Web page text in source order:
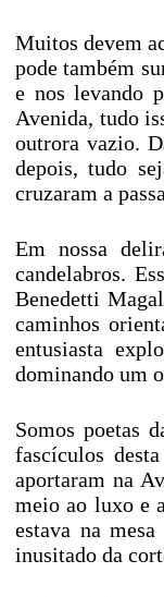
Muitos devem
pode também
e nos levando
Avenida, tudo
outrora vazio.
depois, tudo
cruzaram a
Em nossa
candelabros.
Benedetti
caminhos
entusiasta
dominando um
Somos poetas
fascículos
aportaram na
meio ao luxo e
estava na
inusitado da